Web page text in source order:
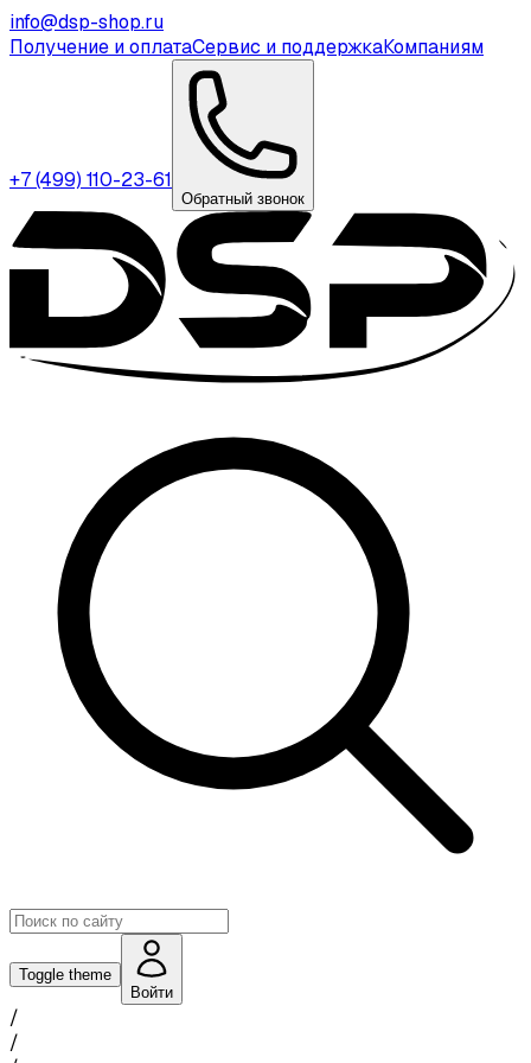
info@dsp-shop.ru
Получение и оплатаСервис и поддержкаКомпаниям
+7 (499) 110-23-61
Обратный звонок
Toggle theme
Войти
/
/